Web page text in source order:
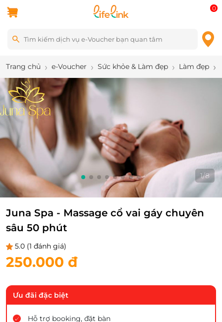
0
Trang chủ e-Voucher Sức khỏe & Làm đẹp Làm đẹp
1/8
Juna Spa - Massage cổ vai gáy chuyên
sâu 50 phút
5.0 (1 đánh giá)
250.000 đ
Ưu đãi đặc biệt
Hỗ trợ booking, đặt bàn